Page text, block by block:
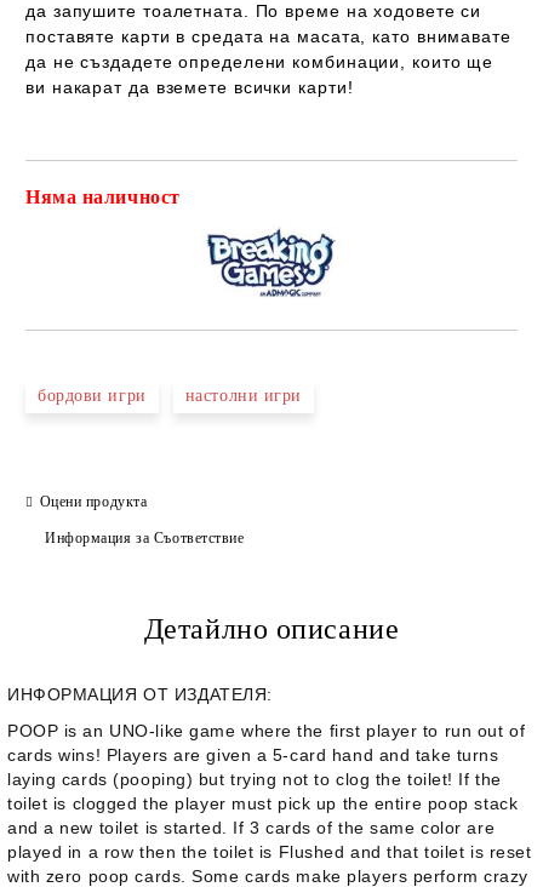
да запушите тоалетната. По време на ходовете си
поставяте карти в средата на масата, като внимавате
да не създадете определени комбинации, които ще
ви накарат да вземете всички карти!
Няма наличност
бордови игри настолни игри
Оцени продукта
Информация за Съответствие
Детайлно описание
ИНФОРМАЦИЯ ОТ ИЗДАТЕЛЯ:
POOP is an UNO-like game where the first player to run out of
cards wins! Players are given a 5-card hand and take turns
laying cards (pooping) but trying not to clog the toilet! If the
toilet is clogged the player must pick up the entire poop stack
and a new toilet is started. If 3 cards of the same color are
played in a row then the toilet is Flushed and that toilet is reset
with zero poop cards. Some cards make players perform crazy